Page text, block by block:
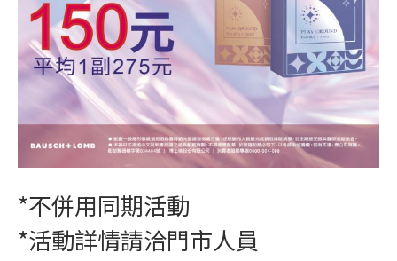
*不併用同期活動
*活動詳情請洽門市人員